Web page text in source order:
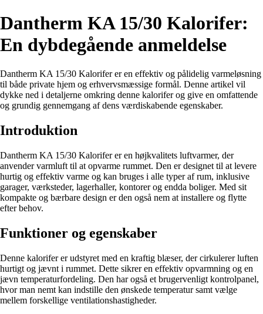
Dantherm KA 15/30 Kalorifer:
En dybdegående anmeldelse
Dantherm KA 15/30 Kalorifer er en effektiv og pålidelig varmeløsning
til både private hjem og erhvervsmæssige formål. Denne artikel vil
dykke ned i detaljerne omkring denne kalorifer og give en omfattende
og grundig gennemgang af dens værdiskabende egenskaber.
Introduktion
Dantherm KA 15/30 Kalorifer er en højkvalitets luftvarmer, der
anvender varmluft til at opvarme rummet. Den er designet til at levere
hurtig og effektiv varme og kan bruges i alle typer af rum, inklusive
garager, værksteder, lagerhaller, kontorer og endda boliger. Med sit
kompakte og bærbare design er den også nem at installere og flytte
efter behov.
Funktioner og egenskaber
Denne kalorifer er udstyret med en kraftig blæser, der cirkulerer luften
hurtigt og jævnt i rummet. Dette sikrer en effektiv opvarmning og en
jævn temperaturfordeling. Den har også et brugervenligt kontrolpanel,
hvor man nemt kan indstille den ønskede temperatur samt vælge
mellem forskellige ventilationshastigheder.